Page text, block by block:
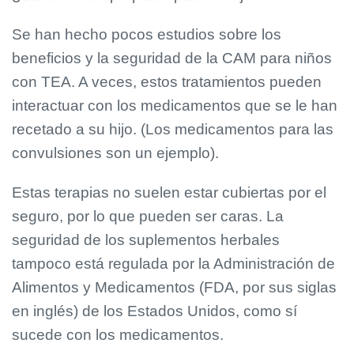
Se han hecho pocos estudios sobre los
beneficios y la seguridad de la CAM para niños
con TEA. A veces, estos tratamientos pueden
interactuar con los medicamentos que se le han
recetado a su hijo. (Los medicamentos para las
convulsiones son un ejemplo).
Estas terapias no suelen estar cubiertas por el
seguro, por lo que pueden ser caras. La
seguridad de los suplementos herbales
tampoco está regulada por la Administración de
Alimentos y Medicamentos (FDA, por sus siglas
en inglés) de los Estados Unidos, como sí
sucede con los medicamentos.